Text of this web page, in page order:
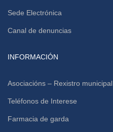
Sede Electrónica
Canal de denuncias
INFORMACIÓN
Asociacións – Rexistro municipal
Teléfonos de Interese
Farmacia de garda